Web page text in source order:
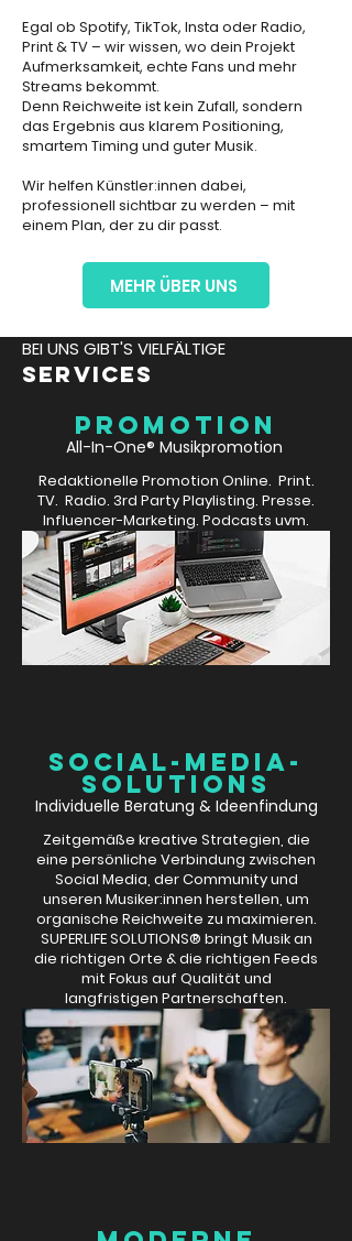
Egal ob Spotify, TikTok, Insta oder Radio,
Print & TV – wir wissen, wo dein Projekt
Aufmerksamkeit, echte Fans und mehr
Streams bekommt.
Denn Reichweite ist kein Zufall, sondern
das Ergebnis aus klarem Positioning,
smartem Timing und guter Musik.
Wir helfen Künstler:innen dabei,
professionell sichtbar zu werden – mit
einem Plan, der zu dir passt.
MEHR ÜBER UNS
BEI UNS GIBT'S VIELFÄLTIGE
SERVICES
PROMOTION
All-In-One® Musikpromotion
Redaktionelle Promotion Online. Print.
TV. Radio. 3rd Party Playlisting. Presse.
Influencer-Marketing. Podcasts uvm.
SOCIAL-MEDIA-
SOLUTIONS
Individuelle Beratung & Ideenfindung
Zeitgemäße kreative Strategien, die
eine persönliche Verbindung zwischen
Social Media, der Community und
unseren Musiker:innen herstellen, um
organische Reichweite zu maximieren.
SUPERLIFE SOLUTIONS® bringt Musik an
die richtigen Orte & die richtigen Feeds
mit Fokus auf Qualität und
langfristigen Partnerschaften.